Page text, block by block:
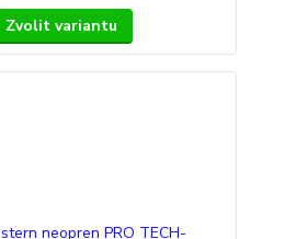
Zvolit variantu